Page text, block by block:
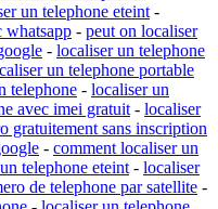
un telephone eteint -
whatsapp - peut on localiser
- localiser un telephone
un telephone portable
telephone - localiser un
avec imei gratuit - localiser
gratuitement sans inscription
- comment localiser un
telephone eteint - localiser
de telephone par satellite -